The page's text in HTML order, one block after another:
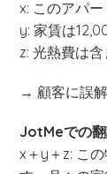
x: このアパ
y: 家賃は
z: 光熱費は含
→ 顧客に誤
JotMeでの翻
x＋y＋z: こ